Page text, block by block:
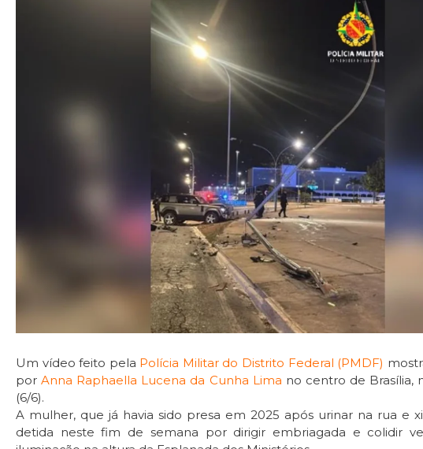
Um vídeo feito pela Polícia Militar do Distrito Federal (PMDF)
porAnna Raphaella Lucena da Cunha Lima no centro de Brasília,
(6/6).
A mulher, que já havia sido presa em 2025 após urinar na rua e
detida neste fim de semana por dirigir embriagada e colidir